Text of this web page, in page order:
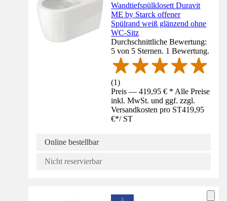
Wandtiefspülklosett Duravit
ME by Starck offener
Spülrand weiß glänzend ohne
WC-Sitz
Durchschnittliche Bewertung:
5 von 5 Sternen. 1 Bewertung.
(1)
Preis — 419,95 € * Alle Preise
inkl. MwSt. und ggf. zzgl.
Versandkosten pro ST419,95
€*/ ST
Online bestellbar
Nicht reservierbar